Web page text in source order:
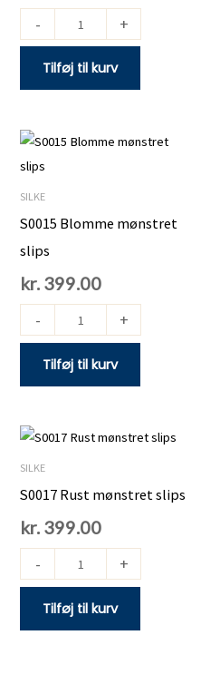
- +
Tilføj til kurv
SILKE
S0015 Blomme mønstret
slips
kr. 399.00
-
S0015
Blomme
mønstret
+
Tilføj til kurv
SILKE
S0017 Rust mønstret slips
kr. 399.00
-
S0017
Rust
antal
+
Tilføj til kurv